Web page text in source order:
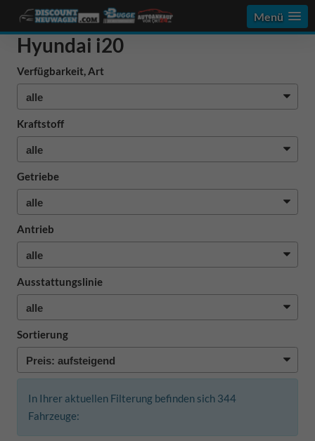
Menü
Hyundai i20
Verfügbarkeit, Art
Kraftstoff
Getriebe
Antrieb
Ausstattungslinie
Sortierung
In Ihrer aktuellen Filterung befinden sich 344
Fahrzeuge: